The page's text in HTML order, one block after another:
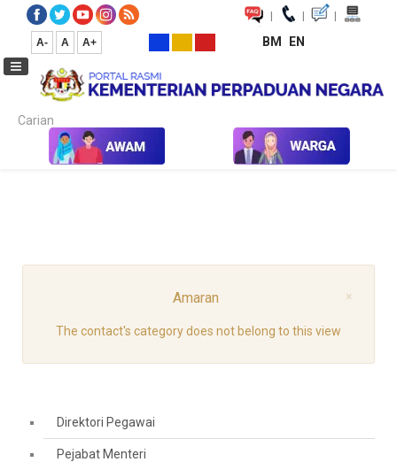
| | |
A- A A+ BM EN
Carian...
Laman Utama Pejabat Ketua Setiausaha
×
Amaran
The contact's category does not belong to this view
Direktori Pegawai
Pejabat Menteri